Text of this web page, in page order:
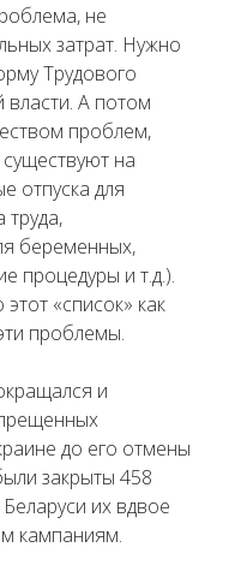
не
затрат. Нужно
Трудового
власти. А потом
проблем,
на
отпуска для
беременных,
процедуры и т.д.).
«список» как
проблемы.
и
до его отмены
закрыты 458
их вдвое
кампаниям.